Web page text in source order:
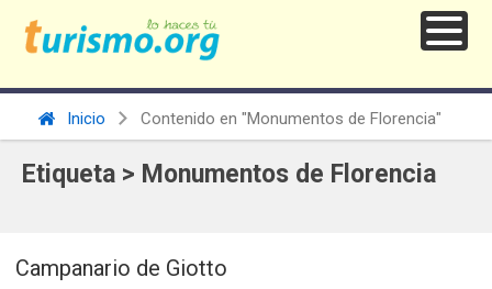
Inicio Contenido en "Monumentos de Florencia"
Etiqueta > Monumentos de Florencia
Campanario de Giotto